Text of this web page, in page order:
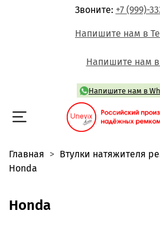
Звоните: +7 (999)-
Напишите нам в
Напишите нам в
Напишите нам в
Главная
Втулки натяжителя
Honda
Honda